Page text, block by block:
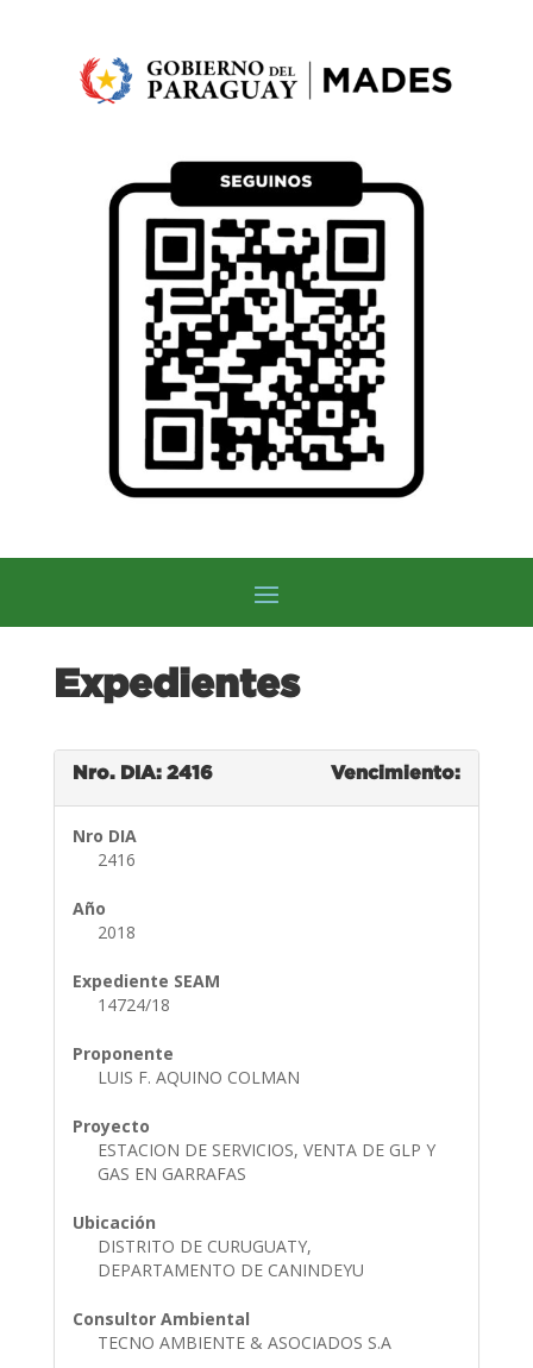
Expedientes
Nro. DIA: 2416 Vencimiento:
Nro DIA
2416
Año
2018
Expediente SEAM
14724/18
Proponente
LUIS F. AQUINO COLMAN
Proyecto
ESTACION DE SERVICIOS, VENTA DE GLP Y
GAS EN GARRAFAS
Ubicación
DISTRITO DE CURUGUATY,
DEPARTAMENTO DE CANINDEYU
Consultor Ambiental
TECNO AMBIENTE & ASOCIADOS S.A